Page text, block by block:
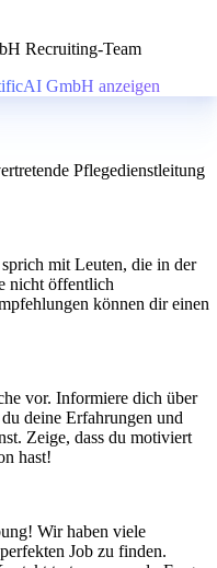
Recruiting-Team
GmbH anzeigen
Pflegedienstleitung
mit Leuten, die in der
nicht öffentlich
können dir einen
vor. Informiere dich über
deine Erfahrungen und
Zeige, dass du motiviert
hast!
Wir haben viele
Job zu finden.